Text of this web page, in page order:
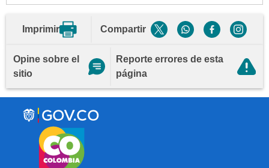
Imprimir Compartir
Opine sobre el
sitio
Reporte errores de esta
página